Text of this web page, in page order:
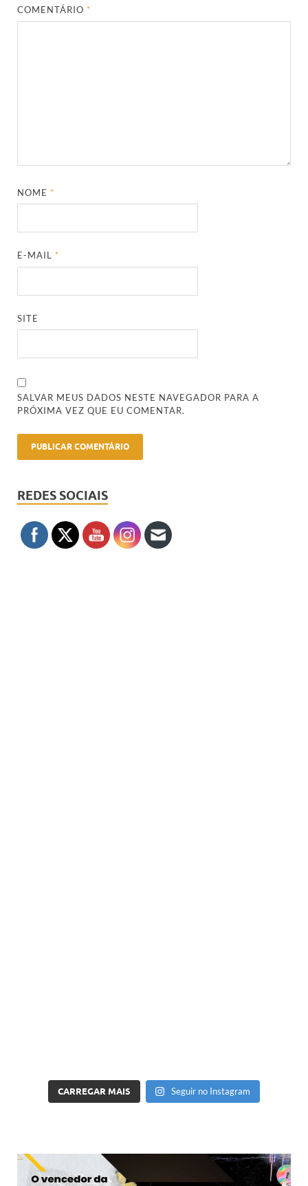
COMENTÁRIO*
NOME*
E-MAIL*
SITE
SALVAR MEUS DADOS NESTE NAVEGADOR PARA A
PRÓXIMA VEZ QUE EU COMENTAR.
REDES SOCIAIS
CARREGAR MAIS Seguir no Instagram